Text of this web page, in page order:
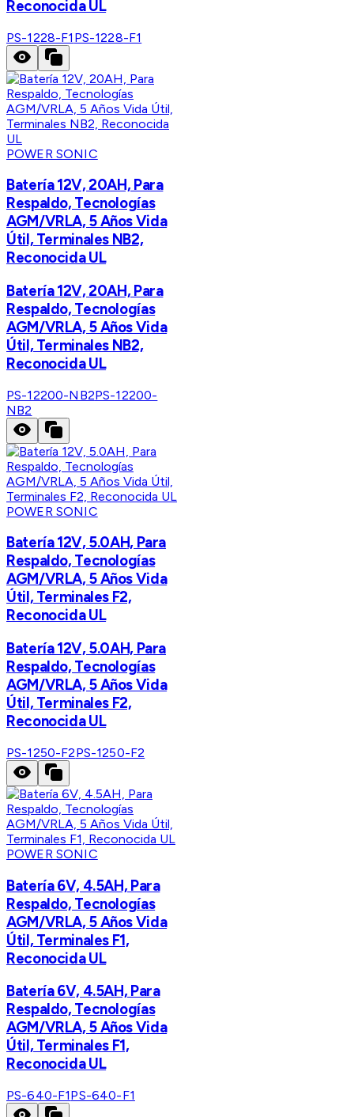
Reconocida UL
PS-1228-F1 PS-1228-F1
POWER SONIC
Batería 12V, 20AH, Para
Respaldo, Tecnologías
AGM/VRLA, 5 Años Vida
Útil, Terminales NB2,
Reconocida UL
Batería 12V, 20AH, Para
Respaldo, Tecnologías
AGM/VRLA, 5 Años Vida
Útil, Terminales NB2,
Reconocida UL
PS-12200-NB2PS-12200-
NB2
POWER SONIC
Batería 12V, 5.0AH, Para
Respaldo, Tecnologías
AGM/VRLA, 5 Años Vida
Útil, Terminales F2,
Reconocida UL
Batería 12V, 5.0AH, Para
Respaldo, Tecnologías
AGM/VRLA, 5 Años Vida
Útil, Terminales F2,
Reconocida UL
PS-1250-F2PS-1250-F2
POWER SONIC
Batería 6V, 4.5AH, Para
Respaldo, Tecnologías
AGM/VRLA, 5 Años Vida
Útil, Terminales F1,
Reconocida UL
Batería 6V, 4.5AH, Para
Respaldo, Tecnologías
AGM/VRLA, 5 Años Vida
Útil, Terminales F1,
Reconocida UL
PS-640-F1PS-640-F1